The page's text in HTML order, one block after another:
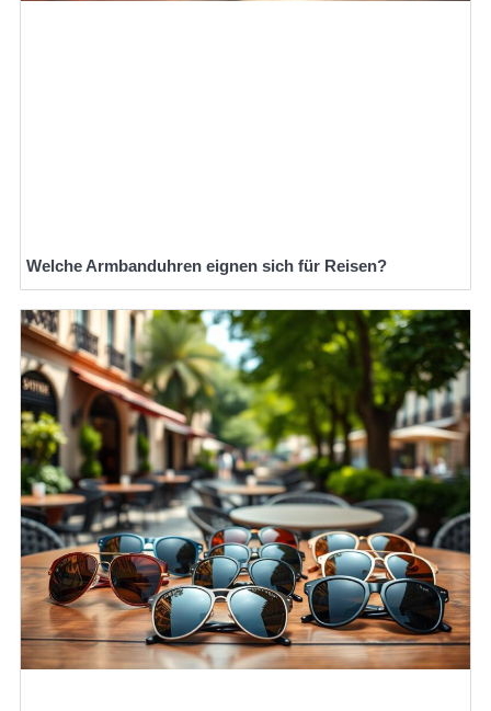
Welche Armbanduhren eignen sich für Reisen?